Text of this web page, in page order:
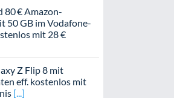
80 € Amazon-
50 GB im Vodafone-
mit 28 €
Z Flip 8 mit
eff. kostenlos mit